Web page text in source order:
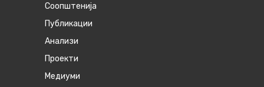
Соопштенија
Публикации
Анализи
Проекти
Медиуми